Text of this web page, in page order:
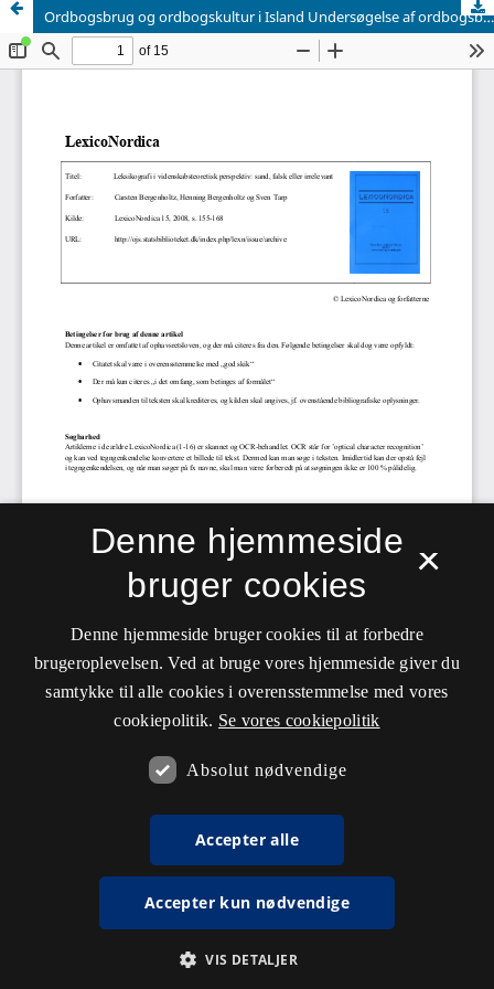
Ordbogsbrug og ordbogskultur i Island Undersøgelse af ordbogsbrug blandt islandske modersmålslærere
×
Denne hjemmeside
bruger cookies
Denne hjemmeside bruger cookies til at forbedre
brugeroplevelsen. Ved at bruge vores hjemmeside giver du
samtykke til alle cookies i overensstemmelse med vores
cookiepolitik. Se vores cookiepolitik
Absolut nødvendige
Accepter alle
Accepter kun nødvendige
VIS DETALJER